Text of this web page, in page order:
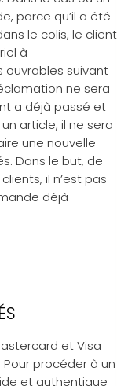
parce qu’il a été
le colis, le client
à
ouvrables suivant
ne sera
a déjà passé et
article, il ne sera
une nouvelle
Dans le but, de
il n’est pas
déjà
et Visa
procéder à un
et authentique